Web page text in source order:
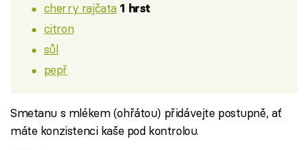
cherry rajčata 1 hrst
citron
sůl
pepř
Smetanu s mlékem (ohřátou) přidávejte postupně, ať
máte konzistenci kaše pod kontrolou.